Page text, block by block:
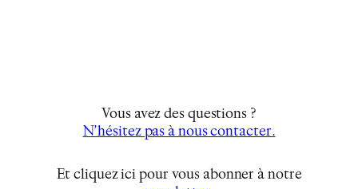
Vous avez des questions ?
N’hésitez pas à nous contacter.
Et cliquez ici pour vous abonner à notre